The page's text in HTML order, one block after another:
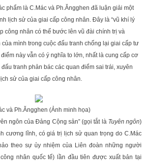
phẩm là C.Mác và Ph.Ăngghen đã luận giải một
lịch sử của giai cấp công nhân. Đây là “vũ khí lý
công nhân có thể bước lên vũ đài chính trị và
của mình trong cuộc đấu tranh chống lại giai cấp tư
này vẫn có ý nghĩa to lớn, nhất là cung cấp cơ
tranh phản bác các quan điểm sai trái, xuyên
sử của giai cấp công nhân.
và Ph.Ăngghen (Ảnh minh họa)
ngôn của Đảng Cộng sản” (gọi tắt là Tuyên ngôn)
cương lĩnh, có giá trị lịch sử quan trọng do C.Mác
theo sự ủy nhiệm của Liên đoàn những người
nhân quốc tế) lần đầu tiên được xuất bản tại